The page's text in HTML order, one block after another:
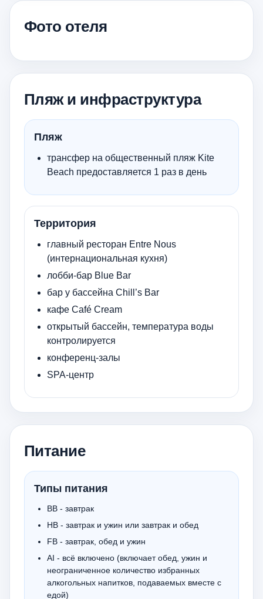
Фото отеля
Пляж и инфраструктура
Пляж
трансфер на общественный пляж Kite
Beach предоставляется 1 раз в день
Территория
главный ресторан Entre Nous
(интернациональная кухня)
лобби-бар Blue Bar
бар у бассейна Chill’s Bar
кафе Café Cream
открытый бассейн, температура воды
контролируется
конференц-залы
SPA-центр
Питание
Типы питания
BB - завтрак
HB - завтрак и ужин или завтрак и обед
FB - завтрак, обед и ужин
AI - всё включено (включает обед, ужин и
неограниченное количество избранных
алкогольных напитков, подаваемых вместе с
едой)